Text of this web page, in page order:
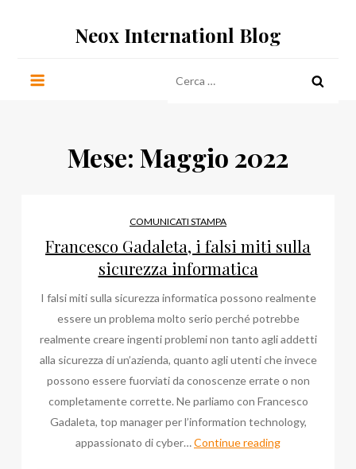
Neox Internationl Blog
per:
Mese: Maggio 2022
COMUNICATI STAMPA
Francesco Gadaleta, i falsi miti sulla
sicurezza informatica
I falsi miti sulla sicurezza informatica possono realmente
essere un problema molto serio perché potrebbe
realmente creare ingenti problemi non tanto agli addetti
alla sicurezza di un’azienda, quanto agli utenti che invece
possono essere fuorviati da conoscenze errate o non
completamente corrette. Ne parliamo con Francesco
Gadaleta, top manager per l’information technology,
appassionato di cyber…Continue readingFrancesco